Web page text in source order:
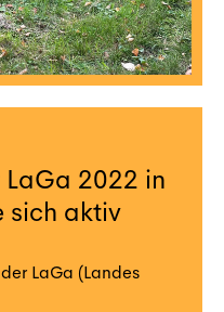
2022 in
sich aktiv
LaGa (Landes